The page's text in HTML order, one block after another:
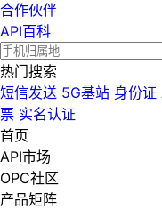
合作伙伴
API百科
热门搜索
短信发送 5G基站 身份证
票 实名认证
首页
API市场
OPC社区
产品矩阵